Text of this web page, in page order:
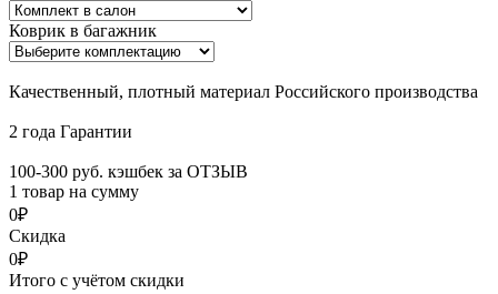
Коврик в багажник
Качественный, плотный материал Российского производства
2 года Гарантии
100-300 руб. кэшбек за ОТЗЫВ
1 товар на сумму
0₽
Скидка
0₽
Итого с учётом скидки